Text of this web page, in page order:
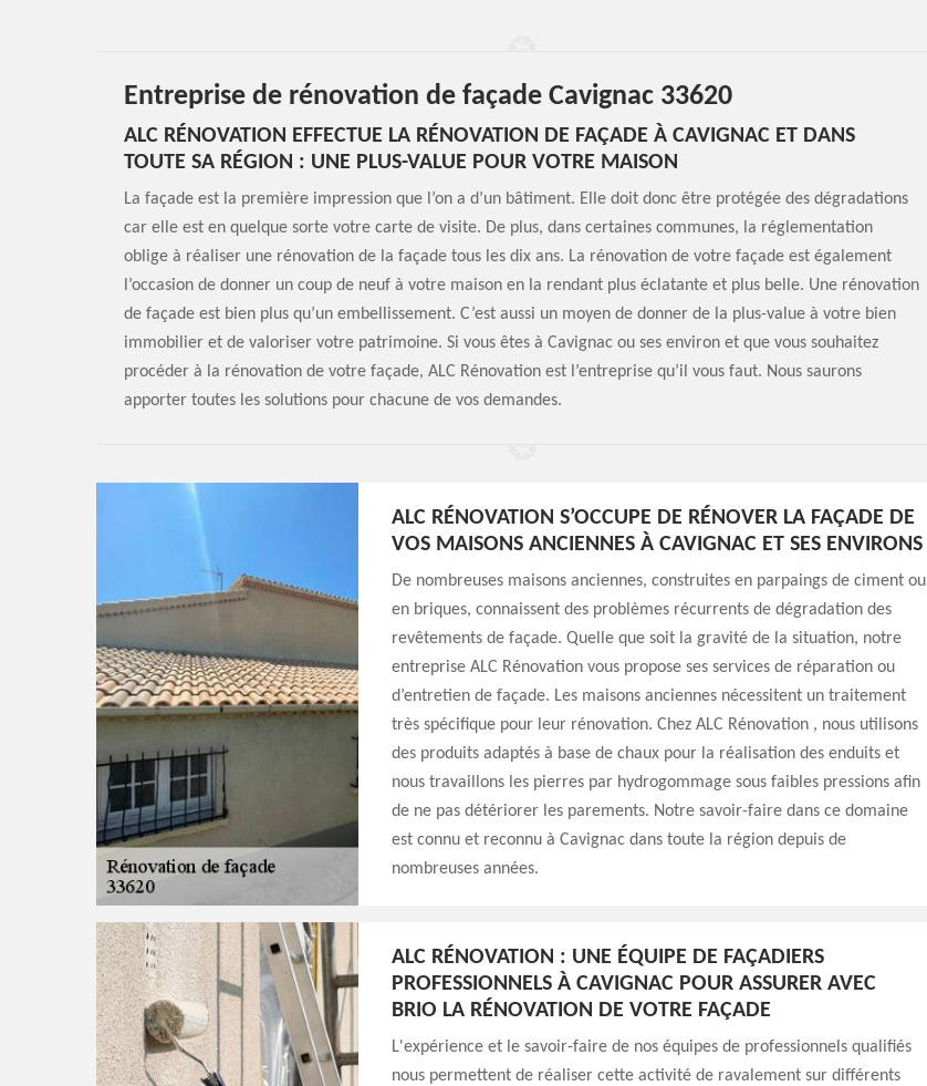
Entreprise de rénovation de façade Cavignac 33620
ALC RÉNOVATION EFFECTUE LA RÉNOVATION DE FAÇADE À CAVIGNAC ET DANS
TOUTE SA RÉGION : UNE PLUS-VALUE POUR VOTRE MAISON
La façade est la première impression que l’on a d’un bâtiment. Elle doit donc être protégée des dégradations
car elle est en quelque sorte votre carte de visite. De plus, dans certaines communes, la réglementation
oblige à réaliser une rénovation de la façade tous les dix ans. La rénovation de votre façade est également
l’occasion de donner un coup de neuf à votre maison en la rendant plus éclatante et plus belle. Une rénovation
de façade est bien plus qu’un embellissement. C’est aussi un moyen de donner de la plus-value à votre bien
immobilier et de valoriser votre patrimoine. Si vous êtes à Cavignac ou ses environ et que vous souhaitez
procéder à la rénovation de votre façade, ALC Rénovation est l’entreprise qu’il vous faut. Nous saurons
apporter toutes les solutions pour chacune de vos demandes.
ALC RÉNOVATION S’OCCUPE DE RÉNOVER LA FAÇADE DE
VOS MAISONS ANCIENNES À CAVIGNAC ET SES ENVIRONS
De nombreuses maisons anciennes, construites en parpaings de ciment ou
en briques, connaissent des problèmes récurrents de dégradation des
revêtements de façade. Quelle que soit la gravité de la situation, notre
entreprise ALC Rénovation vous propose ses services de réparation ou
d’entretien de façade. Les maisons anciennes nécessitent un traitement
très spécifique pour leur rénovation. Chez ALC Rénovation , nous utilisons
des produits adaptés à base de chaux pour la réalisation des enduits et
nous travaillons les pierres par hydrogommage sous faibles pressions afin
de ne pas détériorer les parements. Notre savoir-faire dans ce domaine
est connu et reconnu à Cavignac dans toute la région depuis de
nombreuses années.
ALC RÉNOVATION : UNE ÉQUIPE DE FAÇADIERS
PROFESSIONNELS À CAVIGNAC POUR ASSURER AVEC
BRIO LA RÉNOVATION DE VOTRE FAÇADE
L'expérience et le savoir-faire de nos équipes de professionnels qualifiés
nous permettent de réaliser cette activité de ravalement sur différents